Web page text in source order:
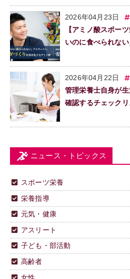
2026年04月23日
【アミノ酸スポー
いのに食べられな
2026年04月22日
管理栄養士自身が
確認するチェック
ニュース・トピックス
スポーツ栄養
栄養指導
元気・健康
アスリート
子ども・部活動
高齢者
女性